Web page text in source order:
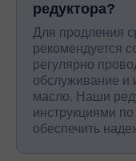
редуктора?
Для продления
рекомендуется
регулярно
обслуживание и
масло. Наши
инструкциями
обеспечить